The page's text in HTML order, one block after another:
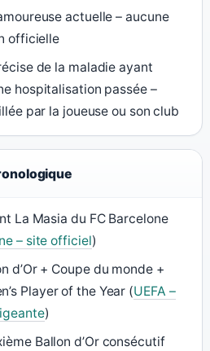
actuelle – aucune
officielle
de la maladie ayant
hospitalisation passée –
par la joueuse ou son club
La Masia du FC Barcelone
– site officiel)
d’Or + Coupe du monde +
Player of the Year (UEFA –
)
Ballon d’Or consécutif